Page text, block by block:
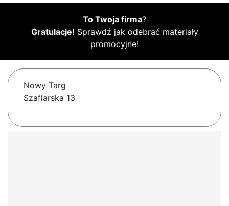
To Twoja firma?
Gratulacje! Sprawdź jak odebrać materiały
promocyjne!
Nowy Targ
Szaflarska 13